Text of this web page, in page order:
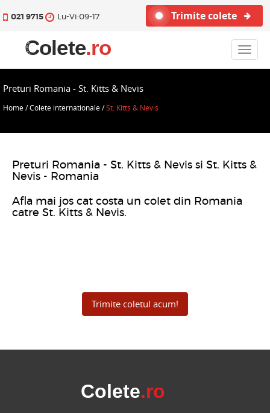
021 9715 Lu-Vi:09-17 Trimite colete
Toggle
Preturi Romania - St. Kitts & Nevis
Home/Colete internationale/St. Kitts & Nevis
Preturi Romania - St. Kitts & Nevis si St. Kitts &
Nevis - Romania
Afla mai jos cat costa un colet din Romania
catre St. Kitts & Nevis.
Trimite coletul acum!
Colete.ro